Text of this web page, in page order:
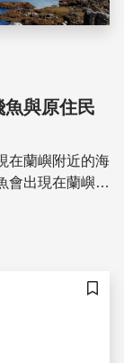
與原住民
在蘭嶼附近的海
會出現在蘭嶼的
儲存